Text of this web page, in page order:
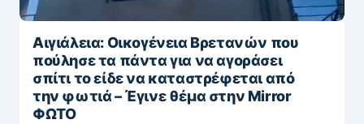
Αιγιάλεια: Οικογένεια Βρετανών που
πούλησε τα πάντα για να αγοράσει
σπίτι το είδε να καταστρέφεται από
την φωτιά – Έγινε θέμα στην Mirror
ΦΩΤΟ